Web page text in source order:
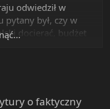
odwiedził w
pytany był, czy w
docierać, budżet
nie zacznie się
o faktyczny